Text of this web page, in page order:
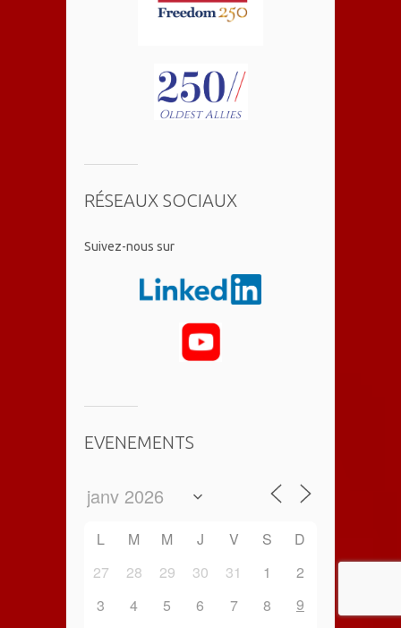
RÉSEAUX SOCIAUX
​Suivez-nous sur
EVENEMENTS
L M M J V S
D
27
28 29 30 31 1
2
3
4 5 6 7 8
9